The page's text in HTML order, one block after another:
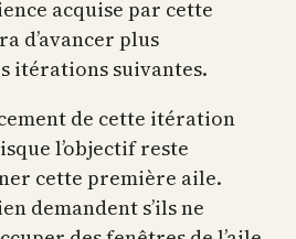
acquise par cette
d’avancer plus
itérations suivantes.
de cette itération
l’objectif reste
cette première aile.
demandent s’ils ne